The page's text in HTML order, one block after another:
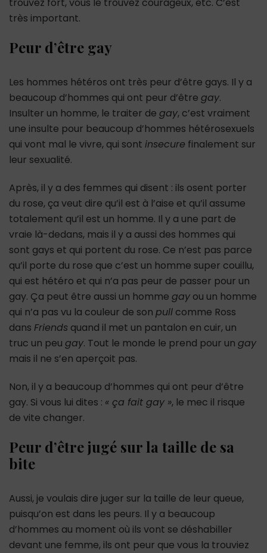
trouvez fort, vous le trouvez courageux, etc. C’est
très important.
Peur d’être gay
Les hommes hétéros ont très peur d’être gays. Il y a
beaucoup d’hommes qui ont peur d’être gay.
Insulter un homme, le traiter de gay, c’est vraiment
une insulte pour beaucoup d’hommes hétérosexuels
qui vont mal le vivre, qui sont insecure finalement sur
leur sexualité.
Après, il y a des femmes qui disent : ils osent porter
du rose, ça veut dire qu’il est à l’aise et qu’il assume
totalement qu’il est un homme. Il y a une part de
vraie là-dedans, mais il y a aussi des hommes qui
sont gays et qui portent du rose. Ce n’est pas parce
qu’il porte du rose que c’est un homme super couillu,
qui est hétéro et qui n’a pas peur de passer pour un
gay. Ça peut être aussi un homme gay ou un homme
qui n’a pas vu la couleur de son pull comme Ross
dans Friends quand il met un pantalon en cuir, un
truc un peu gay. Tout le monde le prend pour un gay
mais il ne s’en aperçoit pas.
Non, il y a beaucoup d’hommes qui ont peur d’être
gay. Si vous lui dites : « ça fait gay », le mec il risque
de vite changer.
Peur d’être jugé sur la taille de sa
bite
Aussi, je voulais dire juger sur la taille de leur queue,
puisqu’on est dans les peurs. Il y a beaucoup
d’hommes au moment où ils vont se déshabiller
devant une femme, ils ont peur que vous la trouviez